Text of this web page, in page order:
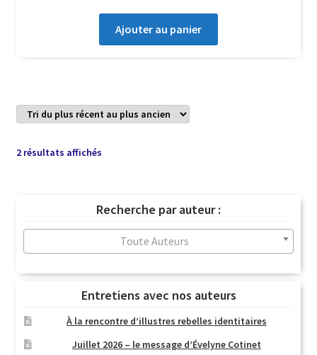
Ajouter au panier
2 résultats affichésTrié
au
plus
ancien
Recherche par auteur :
Toute Auteurs
Entretiens avec nos auteurs
À la rencontre d’illustres rebelles identitaires
Juillet 2026 – le message d’Évelyne Cotinet